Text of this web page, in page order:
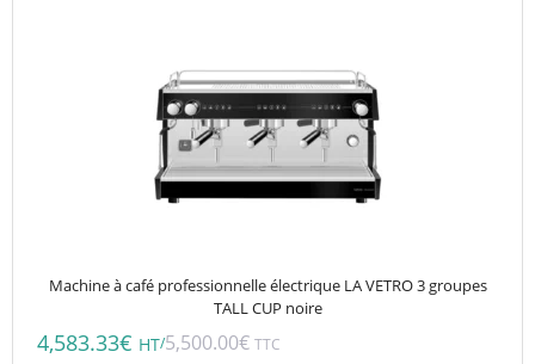
Machine à café professionnelle électrique LA VETRO 3 groupes
TALL CUP noire
4,583.33€ HT/5,500.00€ TTC